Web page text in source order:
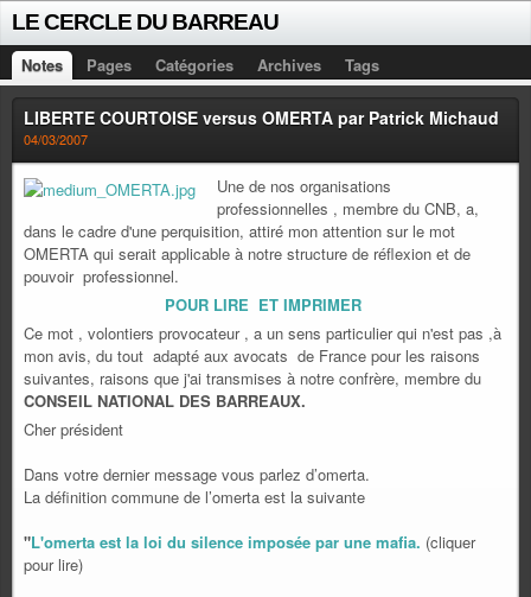
LE CERCLE DU BARREAU
Notes Pages Catégories Archives Tags
LIBERTE COURTOISE versus OMERTA par Patrick Michaud
04/03/2007
Une de nos organisations
professionnelles , membre du CNB, a,
dans le cadre d'une perquisition, attiré mon attention sur le mot
OMERTA qui serait applicable à notre structure de réflexion et de
pouvoir professionnel.
POUR LIRE ET IMPRIMER
Ce mot , volontiers provocateur , a un sens particulier qui n'est pas ,à
mon avis, du tout adapté aux avocats de France pour les raisons
suivantes, raisons que j'ai transmises à notre confrère, membre du
CONSEIL NATIONAL DES BARREAUX.
Cher président
Dans votre dernier message vous parlez d’omerta.
La définition commune de l’omerta est la suivante
"L'omerta est la loi du silence imposée par une mafia. (cliquer
pour lire)